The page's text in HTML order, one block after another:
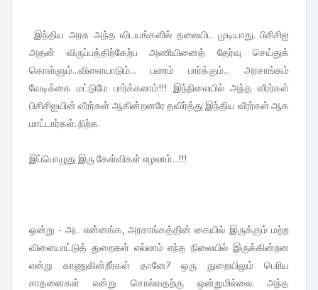
இந்திய அரசு அந்த விடயங்களில் தலையிட முடியாது. பிசிசிஐ
அதன் விருப்பத்திற்கேற்ப அணியினைத் தேர்வு செய்துக்
கொள்ளும்...விளையாடும்... பணம் பார்க்கும்... அரசாங்கம்
வேடிக்கை மட்டுமே பார்க்கலாம்!!! இந்நிலையில் அந்த வீரர்கள்
பிசிசிஐயின் வீரர்கள் ஆகின்றனரே தவிர்த்து இந்திய வீரர்கள் ஆக
மாட்டார்கள். நிற்க.
இப்பொழுது இரு கேள்விகள் எழலாம்...!!!
ஒன்று - அட என்னங்க, அரசாங்கத்தின் கையில் இருக்கும் மற்ற
விளையாட்டுத் துறைகள் எல்லாம் எந்த நிலையில் இருக்கின்றன
என்று காணுகின்றீர்கள் தானே? ஒரு துறையிலும் பெரிய
சாதனைகள் என்று சொல்வதற்கு ஒன்றுமில்லை. அந்த